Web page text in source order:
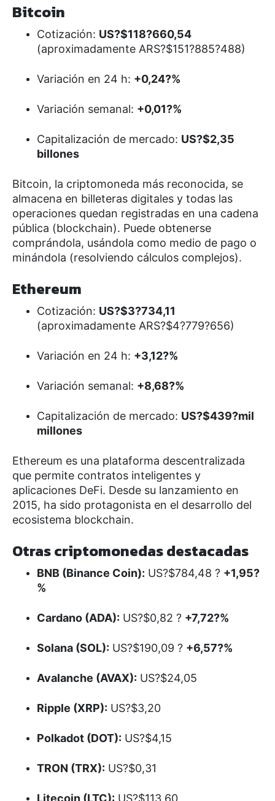
Bitcoin
Cotización: US?$118?660,54
(aproximadamente ARS?$151?885?488)
Variación en 24 h: +0,24?%
Variación semanal: +0,01?%
Capitalización de mercado: US?$2,35
billones
Bitcoin, la criptomoneda más reconocida, se
almacena en billeteras digitales y todas las
operaciones quedan registradas en una cadena
pública (blockchain). Puede obtenerse
comprándola, usándola como medio de pago o
minándola (resolviendo cálculos complejos).
Ethereum
Cotización: US?$3?734,11
(aproximadamente ARS?$4?779?656)
Variación en 24 h: +3,12?%
Variación semanal: +8,68?%
Capitalización de mercado: US?$439?mil
millones
Ethereum es una plataforma descentralizada
que permite contratos inteligentes y
aplicaciones DeFi. Desde su lanzamiento en
2015, ha sido protagonista en el desarrollo del
ecosistema blockchain.
Otras criptomonedas destacadas
BNB (Binance Coin): US?$784,48 ? +1,95?
%
Cardano (ADA): US?$0,82 ? +7,72?%
Solana (SOL): US?$190,09 ? +6,57?%
Avalanche (AVAX): US?$24,05
Ripple (XRP): US?$3,20
Polkadot (DOT): US?$4,15
TRON (TRX): US?$0,31
Litecoin (LTC): US?$113,60